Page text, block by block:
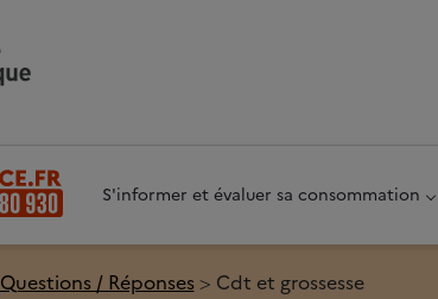
S'informer et évaluer sa consommation
Questions / Réponses Cdt et grossesse